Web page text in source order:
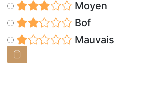
Moyen
Bof
Mauvais